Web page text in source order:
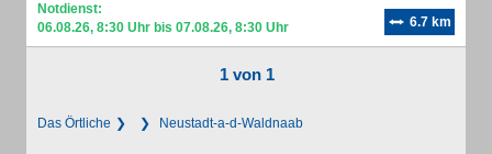
Notdienst:
06.08.26, 8:30 Uhr bis 07.08.26, 8:30 Uhr
6.7 km
1 von 1
Das Örtliche Neustadt-a-d-Waldnaab